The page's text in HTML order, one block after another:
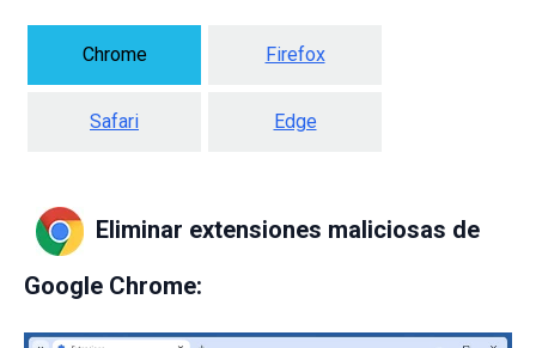
Chrome Firefox
Safari Edge
Eliminar extensiones maliciosas de
Google Chrome: